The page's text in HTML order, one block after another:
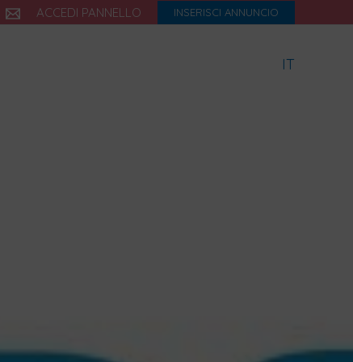
ACCEDI PANNELLO INSERISCI ANNUNCIO
IT